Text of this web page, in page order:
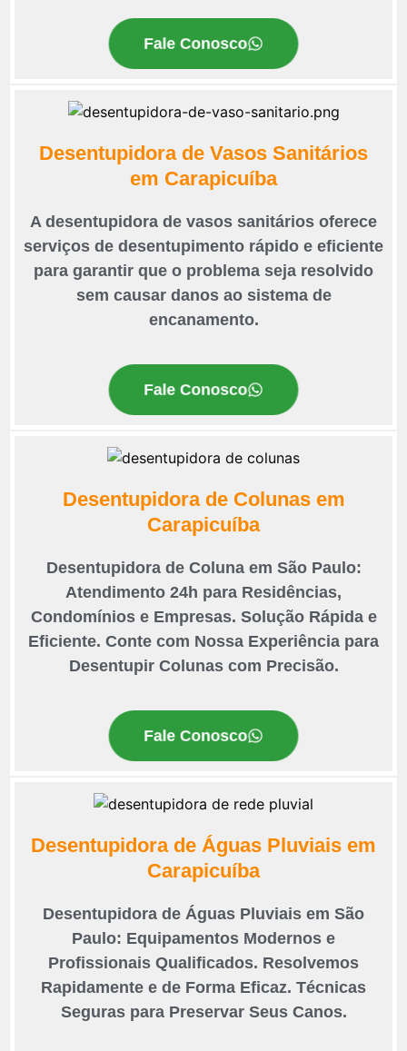
Fale Conosco
Desentupidora de Vasos Sanitários
em Carapicuíba
A desentupidora de vasos sanitários oferece
serviços de desentupimento rápido e eficiente
para garantir que o problema seja resolvido
sem causar danos ao sistema de
encanamento.
Fale Conosco
Desentupidora de Colunas em
Carapicuíba
Desentupidora de Coluna em São Paulo:
Atendimento 24h para Residências,
Condomínios e Empresas. Solução Rápida e
Eficiente. Conte com Nossa Experiência para
Desentupir Colunas com Precisão.
Fale Conosco
Desentupidora de Águas Pluviais em
Carapicuíba
Desentupidora de Águas Pluviais em São
Paulo: Equipamentos Modernos e
Profissionais Qualificados. Resolvemos
Rapidamente e de Forma Eficaz. Técnicas
Seguras para Preservar Seus Canos.